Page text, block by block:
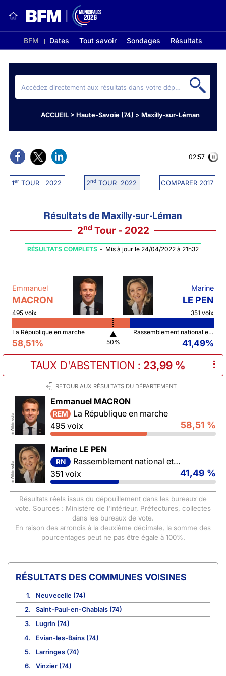
BFM Dates Tout savoir Sondages Résultats
ACCUEIL> Haute-Savoie (74) > Maxilly-sur-Léman
1erTOUR 2022 2ndTOUR 2022 COMPARER 2017
02:57
Résultats de Maxilly-sur-Léman
2ndTour - 2022
RÉSULTATS COMPLETS - Mis à jour le 24/04/2022 à 21h32
Emmanuel
MACRON
495 voix
Marine
LE PEN
351 voix
La République en marche
58,51%
▲
50%
Rassemblement national et ses alliés
41,49%
TAUX D'ABSTENTION : 23,99 % ⠇
RETOUR AUX RÉSULTATS DU DÉPARTEMENT
©
Wikimedia
Emmanuel MACRON
REM
La République en marche
495 voix
58,51 %
©
Wikimedia
Marine LE PEN
RN
Rassemblement national et ses alliés
351 voix
41,49 %
Résultats réels issus du dépouillement dans les bureaux de
vote. Sources : Ministère de l'intérieur, Préfectures, collectes
dans les bureaux de vote.
En raison des arrondis à la deuxième décimale, la somme des
pourcentages peut ne pas être égale à 100%.
COMMUNES VOISINES
1.
Neuvecelle (74)
2.
Saint-Paul-en-Chablais (74)
3.
Lugrin (74)
4.
Evian-les-Bains (74)
5.
Larringes (74)
6.
Vinzier (74)